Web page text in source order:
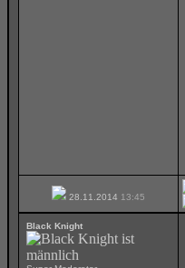
28.11.2014 13:45
Black Knight